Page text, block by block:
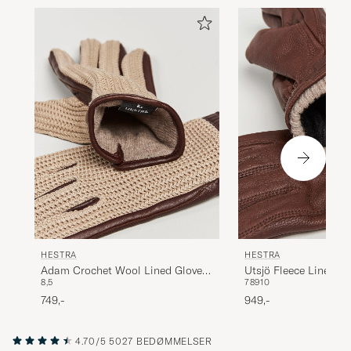
Ville ha dessa handskar och leveransen var
ANTHONY G KØBTE PÅ CAREOFCARL.SE
Lækker kvalitet.
MORTEN L KØBTE PÅ CAREOFCARL.DK
HESTRA
Adam Crochet Wool Lined Glove
Chestnut/Beige
8,5
749,-
HESTRA
Utsjö Fleece Lined
Glove Chestnut
78910
949,-
4.70/5 5027 BEDØMMELSER